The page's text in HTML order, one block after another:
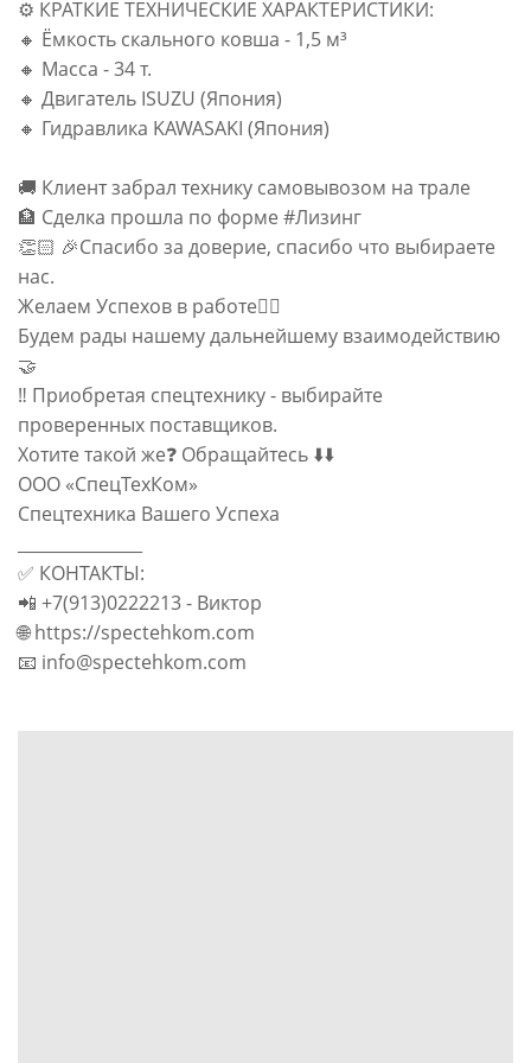
⚙️ КРАТКИЕ ТЕХНИЧЕСКИЕ ХАРАКТЕРИСТИКИ:
🔸 Ёмкость скального ковша - 1,5 м³
🔸 Масса - 34 т.
🔸 Двигатель ISUZU (Япония)
🔸 Гидравлика KAWASAKI (Япония)
🚚 Клиент забрал технику самовывозом на трале
🏦 Сделка прошла по форме #Лизинг
👏🏻 🎉Спасибо за доверие, спасибо что выбираете
нас.
Желаем Успехов в работе✊🏻
Будем рады нашему дальнейшему взаимодействию
🤝
‼️ Приобретая спецтехнику - выбирайте
проверенных поставщиков.
Хотите такой же❓ Обращайтесь ⬇️⬇️
ООО «СпецТехКом»
Спецтехника Вашего Успеха
✅ КОНТАКТЫ:
📲 +7(913)0222213 - Виктор
🌐 https://spectehkom.com
📧 info@spectehkom.com